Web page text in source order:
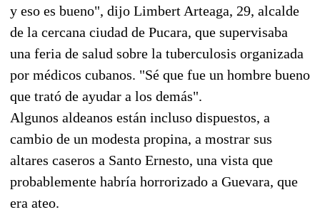
y eso es bueno", dijo Limbert Arteaga, 29, alcalde
de la cercana ciudad de Pucara, que supervisaba
una feria de salud sobre la tuberculosis organizada
por médicos cubanos. "Sé que fue un hombre bueno
que trató de ayudar a los demás".
Algunos aldeanos están incluso dispuestos, a
cambio de un modesta propina, a mostrar sus
altares caseros a Santo Ernesto, una vista que
probablemente habría horrorizado a Guevara, que
era ateo.